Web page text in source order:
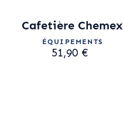
Cafetière Chemex
ÉQUIPEMENTS
51,90 €